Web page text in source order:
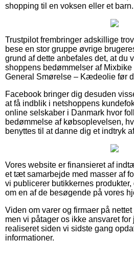
shopping til en voksen eller et barn.
Trustpilot frembringer adskillige
bese en stor gruppe øvrige
grund af dette anbefales det, at du
shoppens bedømmelser af Mixbike
General Smørelse – Kædeolie før
Facebook bringer dig desuden
at få indblik i netshoppens
online selskaber i Danmark hvor
bedømmelse af købsoplevelsen,
benyttes til at danne dig et indtryk
Vores website er finansieret af
et tæt samarbejde med masser af
vi publicerer butikkernes
om en af de besøgende på vores
Viden om varer og firmaer på
men vi påtager os ikke ansvaret
realiseret siden vi sidste gang
informationer.